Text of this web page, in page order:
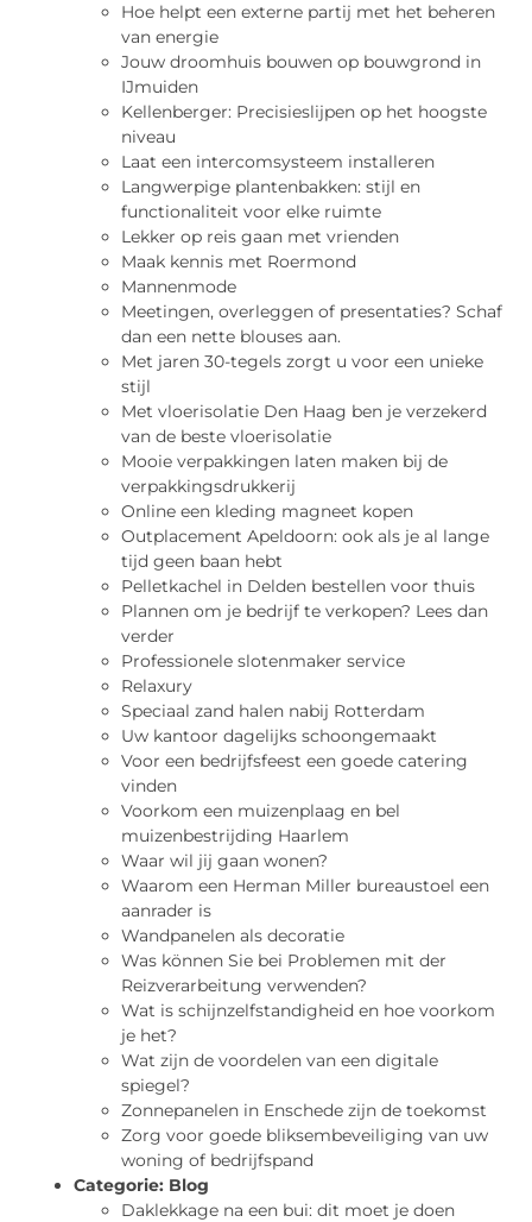
Hoe helpt een externe partij met het beheren
van energie
Jouw droomhuis bouwen op bouwgrond in
IJmuiden
Kellenberger: Precisieslijpen op het hoogste
niveau
Laat een intercomsysteem installeren
Langwerpige plantenbakken: stijl en
functionaliteit voor elke ruimte
Lekker op reis gaan met vrienden
Maak kennis met Roermond
Mannenmode
Meetingen, overleggen of presentaties? Schaf
dan een nette blouses aan.
Met jaren 30-tegels zorgt u voor een unieke
stijl
Met vloerisolatie Den Haag ben je verzekerd
van de beste vloerisolatie
Mooie verpakkingen laten maken bij de
verpakkingsdrukkerij
Online een kleding magneet kopen
Outplacement Apeldoorn: ook als je al lange
tijd geen baan hebt
Pelletkachel in Delden bestellen voor thuis
Plannen om je bedrijf te verkopen? Lees dan
verder
Professionele slotenmaker service
Relaxury
Speciaal zand halen nabij Rotterdam
Uw kantoor dagelijks schoongemaakt
Voor een bedrijfsfeest een goede catering
vinden
Voorkom een muizenplaag en bel
muizenbestrijding Haarlem
Waar wil jij gaan wonen?
Waarom een Herman Miller bureaustoel een
aanrader is
Wandpanelen als decoratie
Was können Sie bei Problemen mit der
Reizverarbeitung verwenden?
Wat is schijnzelfstandigheid en hoe voorkom
je het?
Wat zijn de voordelen van een digitale
spiegel?
Zonnepanelen in Enschede zijn de toekomst
Zorg voor goede bliksembeveiliging van uw
woning of bedrijfspand
Categorie: Blog
Daklekkage na een bui: dit moet je doen